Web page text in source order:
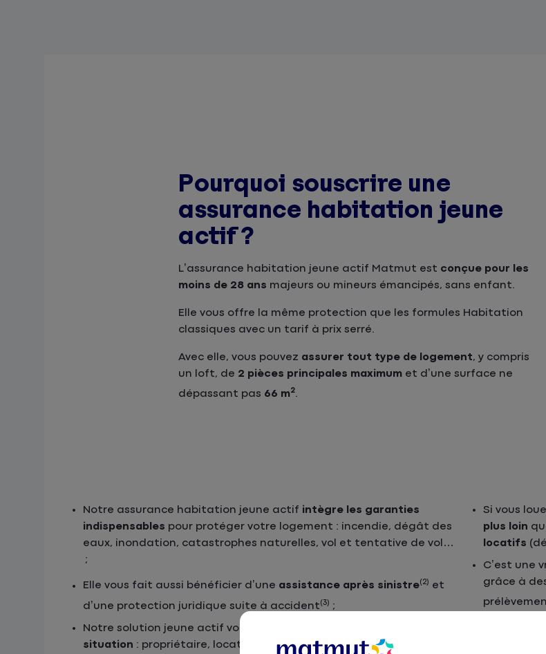
Pourquoi souscrire une
assurance habitation jeune
actif ?
L’assurance habitation jeune actif Matmut est conçue pour les
moins de 28 ans majeurs ou mineurs émancipés, sans enfant.
Elle vous offre la même protection que les formules Habitation
classiques avec un tarif à prix serré.
Avec elle, vous pouvez assurer tout type de logement, y compris
un loft, de 2 pièces principales maximum et d’une surface ne
dépassant pas 66 m2.
Notre assurance habitation jeune actif intègre les garanties
indispensables pour protéger votre logement : incendie, dégât des
eaux, inondation, catastrophes naturelles, vol et tentative de vol…
;
Elle vous fait aussi bénéficier d’une assistance après sinistre(2) et
d’une protection juridique suite à accident(3) ;
Notre solution jeune actif vous couvre
situation : propriétaire, locataire, sous-locataire, colocataire,
Si vous
plus loin
locatifs
C’est une
grâce à